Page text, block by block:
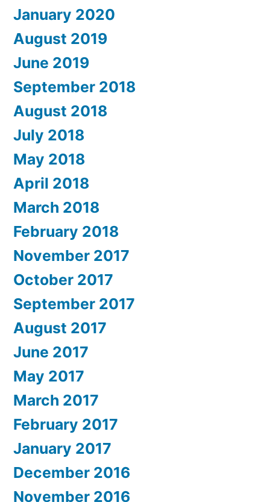
January 2020
August 2019
June 2019
September 2018
August 2018
July 2018
May 2018
April 2018
March 2018
February 2018
November 2017
October 2017
September 2017
August 2017
June 2017
May 2017
March 2017
February 2017
January 2017
December 2016
November 2016